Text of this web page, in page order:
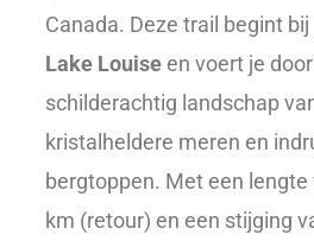
Canada. Deze trail begint
Lake Louise en voert je
schilderachtig landschap
kristalheldere meren en
bergtoppen. Met een lengte
km (retour) en een stijging